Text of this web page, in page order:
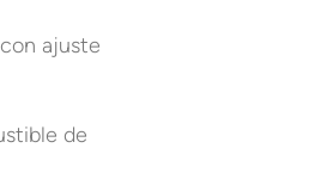
ajuste
de